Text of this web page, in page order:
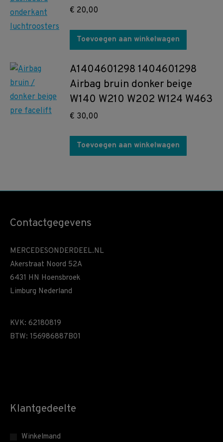
€ 20,00
Toevoegen aan winkelwagen
A1404601298 1404601298
Airbag bruin donker beige
W140 W210 W202 W124 W463
€ 30,00
Toevoegen aan winkelwagen
Contactgegevens
MERCEDESONDERDEEL.NL
Akerstraat Noord 52A
6431 HN Hoensbroek
Limburg Nederland
KVK: 62180819
BTW: 156986887B01
Klantgedeelte
Winkelmand